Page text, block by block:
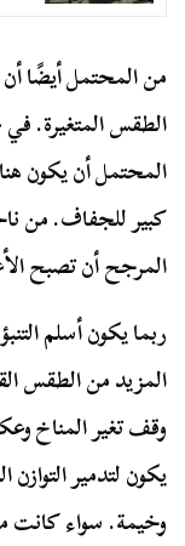
من المحتمل أيضًا أن
الطقس المتغيرة.
المحتمل أن يكون
كبير للجفاف. من
المرجح أن تصبح
ربما يكون أسلم
المزيد من الطقس
وقف تغير المناخ
يكون لتدمير
وخيمة. سواء كانت